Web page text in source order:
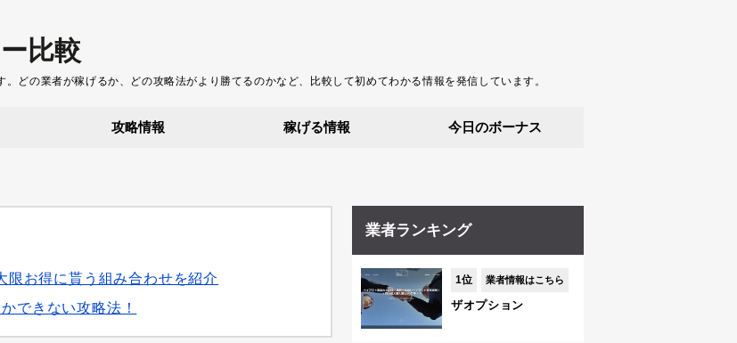
比較
どの業者が稼げるか、どの攻略法がより勝てるのかなど、比較して初めてわかる情報を発信しています。
攻略情報 稼げる情報 今日のボーナス
お得に貰う組み合わせを紹介
できない攻略法！
業者ランキング
1位 業者情報はこちら
ザオプション